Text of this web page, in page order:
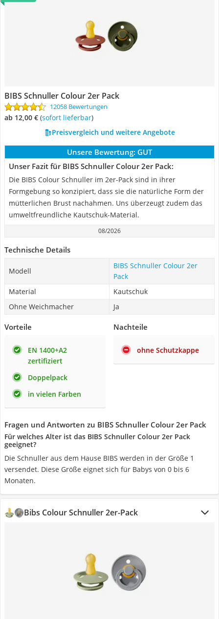
BIBS Schnuller Colour 2er Pack
12058 Bewertungen
ab 12,00 € ( Sofort lieferbar)
Preisvergleich und weitere Angebote
Unsere Bewertung: GUT
Unser Fazit für BIBS Schnuller Colour 2er Pack:
Die BIBS Colour Schnuller im 2er-Pack sind in ihrer
Formgebung so konzipiert, dass sie die natürliche Form der
mütterlichen Brust nachahmen. Uns überzeugt zudem das
umweltfreundliche Kautschuk-Material.
08/2026
Technische Details
Modell
BIBS Schnuller Colour 2er
Pack
Material
Kautschuk
Ohne Weichmacher
Ja
Vorteile
EN 1400+A2
zertifiziert
Doppelpack
in vielen Farben
Nachteile
ohne Schutzkappe
Fragen und Antworten zu BIBS Schnuller Colour 2er Pack
Für welches Alter ist das BIBS Schnuller Colour 2er Pack
geeignet?
Die Schnuller aus dem Hause BIBS werden in der Größe 1
versendet. Diese Größe eignet sich für Babys von 0 bis 6
Monaten.
Bibs Colour Schnuller 2er-Pack